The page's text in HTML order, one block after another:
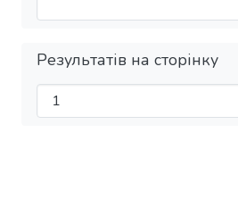
Результатів на сторінку